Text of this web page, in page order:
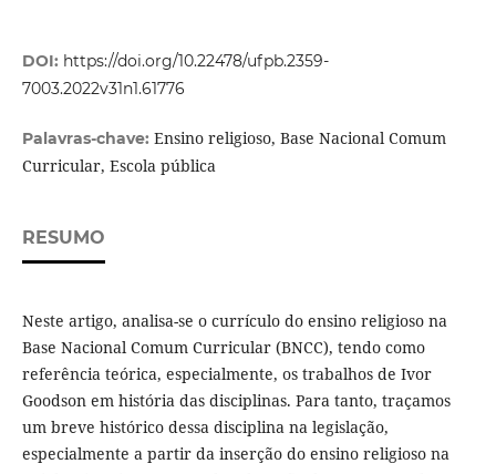
DOI: https://doi.org/10.22478/ufpb.2359-
7003.2022v31n1.61776
Palavras-chave: Ensino religioso, Base Nacional Comum
Curricular, Escola pública
RESUMO
Neste artigo, analisa-se o currículo do ensino religioso na
Base Nacional Comum Curricular (BNCC), tendo como
referência teórica, especialmente, os trabalhos de Ivor
Goodson em história das disciplinas. Para tanto, traçamos
um breve histórico dessa disciplina na legislação,
especialmente a partir da inserção do ensino religioso na